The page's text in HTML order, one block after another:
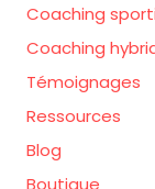
Coaching
Coaching
Témoignages
Ressources
Blog
Boutique